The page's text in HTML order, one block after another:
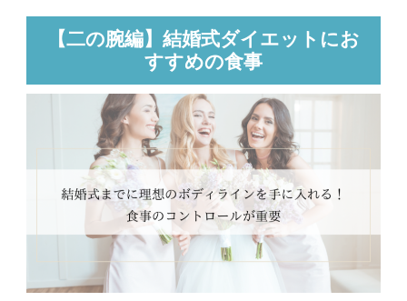
【二の腕編】結婚式ダイエットにお
すすめの食事